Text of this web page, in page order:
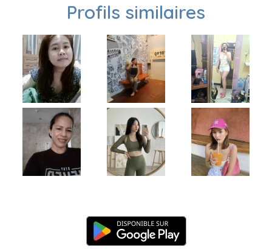
Profils similaires